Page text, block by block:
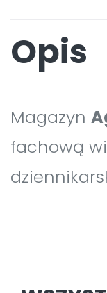
Opis
Magazyn
fachową
jaki sami